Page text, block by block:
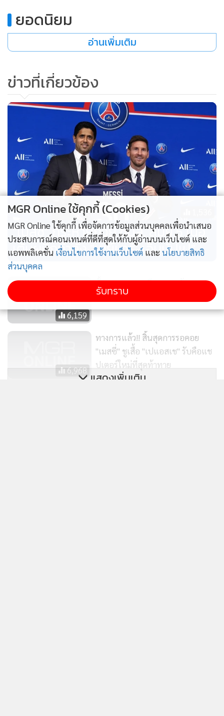
Lionel Messi 🇦🇷 in training for Paris Saint-
pic.twitter.com/8rjGNsCTJu
RouteOneFootball (@Route1futbol)August 12,
ยอดนิยม
อ่านเพิ่มเติม
ข่าวที่เกี่ยวข้อง
"เมสซี" กระหายถ้วย ชปล. สมัย 5 เนื้อ
เต้นผนึกกำลัง "เนย์มาร์-เอ็มบัปเป"
6,159
ตั้งเวลารอ "เมสซี" บอกแล้วจะลง
เตะให้ PSG นัดแรกตอนไหน?
6,968
ทางการแล้ว!! สิ้นสุดการรอคอย
"เมสซี่" ชูเสื้อ "เปแอสเช" รับคือแช
ปเตอร์ใหม่ที่สุดท้าทาย
แสดงเพิ่มเติม
MGR Online ใช้คุกกี้ (Cookies)
MGR Online ใช้คุกกี้ เพื่อจัดการข้อมูลส่วนบุคคลเพื่อนำเสนอ
ประสบการณ์คอนเทนต์ที่ดีที่สุดให้กับผู้อ่านบนเว็บไซต์ และ
แอพพลิเคชั่น เงื่อนไขการใช้งานเว็บไซต์ และ นโยบายสิทธิ
ส่วนบุคคล
รับทราบ